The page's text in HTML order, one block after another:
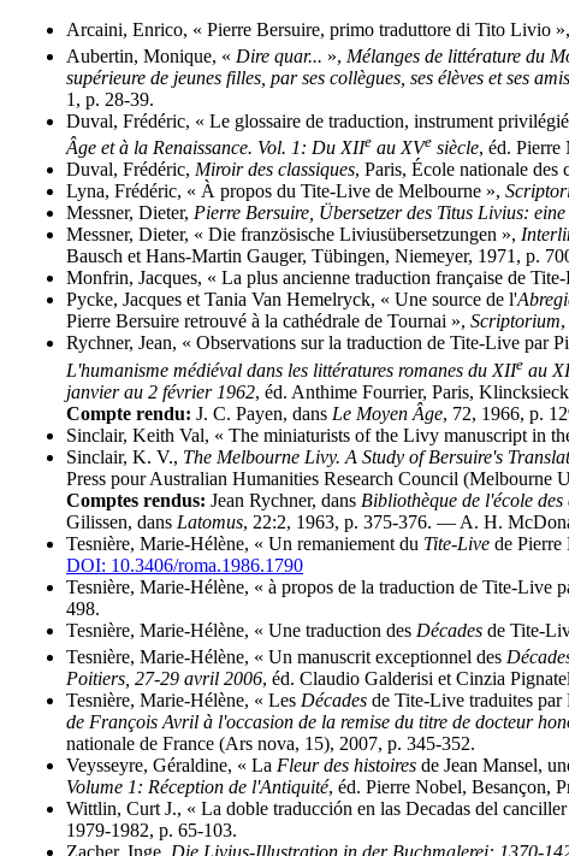
Arcaini, Enrico, « Pierre Bersuire, primo traduttore di Tito Livio »,
Aubertin, Monique, « Dire quar... », Mélanges de littérature du
supérieure de jeunes filles, par ses collègues, ses élèves et ses amis
1, p. 28-39.
Duval, Frédéric, « Le glossaire de traduction, instrument
Âge et à la Renaissance. Vol. 1: Du XIIe au XVe siècle, éd. Pierre
Duval, Frédéric, Miroir des classiques, Paris, École nationale
Lyna, Frédéric, « À propos du Tite-Live de Melbourne »,
Messner, Dieter, Pierre Bersuire, Übersetzer des Titus Livius:
Messner, Dieter, « Die französische Liviusübersetzungen »,
Bausch et Hans-Martin Gauger, Tübingen, Niemeyer, 1971, p.
Monfrin, Jacques, « La plus ancienne traduction française de
Pycke, Jacques et Tania Van Hemelryck, « Une source de l'
Pierre Bersuire retrouvé à la cathédrale de Tournai », Scriptorium
Rychner, Jean, « Observations sur la traduction de Tite-Live par
L'humanisme médiéval dans les littératures romanes du XIIe au
janvier au 2 février 1962, éd. Anthime Fourrier, Paris,
Compte rendu: J. C. Payen, dans Le Moyen Âge, 72, 1966, p.
Sinclair, Keith Val, « The miniaturists of the Livy manuscript in
Sinclair, K. V., The Melbourne Livy. A Study of Bersuire's
Press pour Australian Humanities Research Council (Melbourne
Comptes rendus: Jean Rychner, dans Bibliothèque de l'école des
Gilissen, dans Latomus, 22:2, 1963, p. 375-376. — A. H.
Tesnière, Marie-Hélène, « Un remaniement du Tite-Live de Pierre
DOI: 10.3406/roma.1986.1790
Tesnière, Marie-Hélène, « à propos de la traduction de Tite-
498.
Tesnière, Marie-Hélène, « Une traduction des Décades de Tite-
Tesnière, Marie-Hélène, « Un manuscrit exceptionnel des
Poitiers, 27-29 avril 2006, éd. Claudio Galderisi et Cinzia
Tesnière, Marie-Hélène, « Les Décades de Tite-Live traduites
de François Avril à l'occasion de la remise du titre de docteur
nationale de France (Ars nova, 15), 2007, p. 345-352.
Veysseyre, Géraldine, « La Fleur des histoires de Jean Mansel,
Volume 1: Réception de l'Antiquité, éd. Pierre Nobel, Besançon,
Wittlin, Curt J., « La doble traducción en las Decadas del
1979-1982, p. 65-103.
Zacher, Inge, Die Livius-Illustration in der Buchmalerei: 1370-